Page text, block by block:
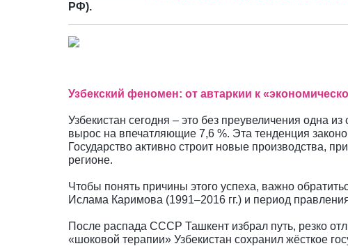
РФ).
Узбекский феномен: от автаркии к
Узбекистан сегодня – это без преувеличения одна
вырос на впечатляющие 7,6 %. Эта тенденция
Государство активно строит новые производства,
регионе.
Чтобы понять причины этого успеха, важно
Ислама Каримова (1991–2016 гг.) и период
После распада СССР Ташкент избрал путь, резко
«шоковой терапии» Узбекистан сохранил жёсткое